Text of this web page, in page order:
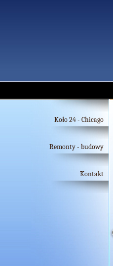
Koło 24 - Chicago
Remonty - budowy
Kontakt